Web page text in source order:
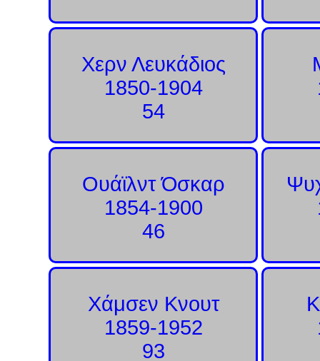
Χερν Λευκάδιος
1850-1904
54
Ουάϊλντ Όσκαρ
1854-1900
46
Χάμσεν Κνουτ
1859-1952
93